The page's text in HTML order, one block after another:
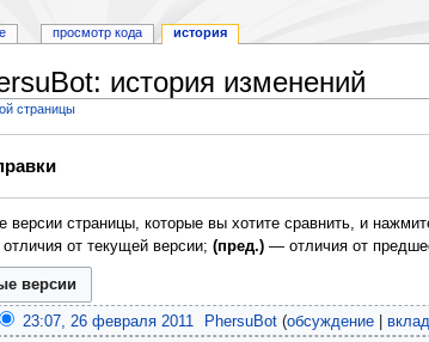
история изменений
страницы
версии страницы, которые вы хотите сравнить, и
от текущей версии; (пред.)— отличия от
23:07, 26 февраля 2011‎ PhersuBot обсуждение вклад
просмотр кода история